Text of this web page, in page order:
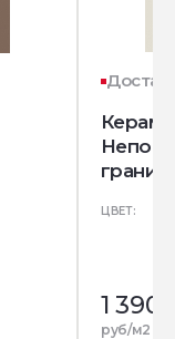
гранит)
ЦВЕТ:
1 390
руб/м2